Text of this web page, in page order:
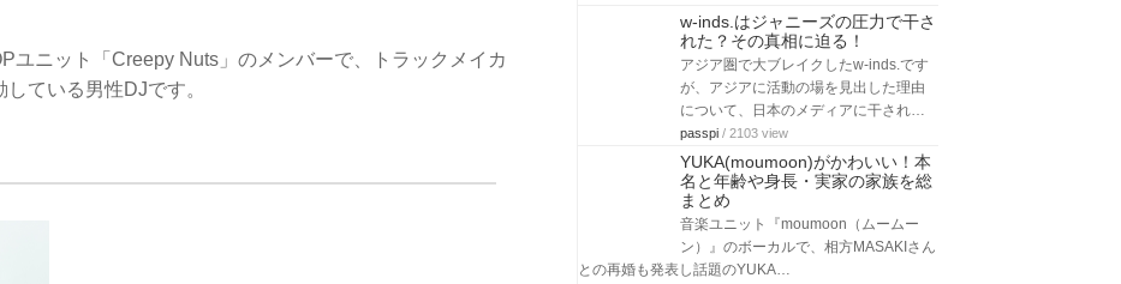
ユニット「Creepy Nuts」のメンバーで、トラックメイカ
ている男性DJです。
w-inds.はジャニーズの圧力で干さ
れた？その真相に迫る！
アジア圏で大ブレイクしたw-inds.です
が、アジアに活動の場を見出した理由
について、日本のメディアに干され…
passpi / 2103 view
YUKA(moumoon)がかわいい！本
名と年齢や身長・実家の家族を総
まとめ
音楽ユニット『moumoon（ムームー
ン）』のボーカルで、相方MASAKIさん
との再婚も発表し話題のYUKA…